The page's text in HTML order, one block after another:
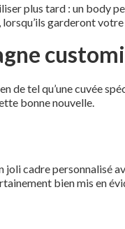
plus tard : un body
garderont
de tel qu’une cuvée
bonne nouvelle.
cadre personnalisé
bien mis en